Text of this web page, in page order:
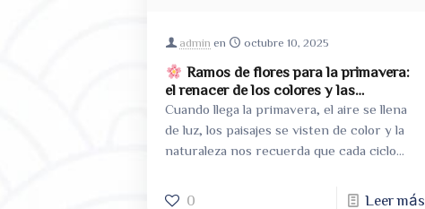
admin en octubre 10, 2025
Ramos de flores para la primavera:
el renacer de los colores y las
emociones
Cuando llega la primavera, el aire se llena
de luz, los paisajes se visten de color y la
naturaleza nos recuerda que cada ciclo
0 Leer más